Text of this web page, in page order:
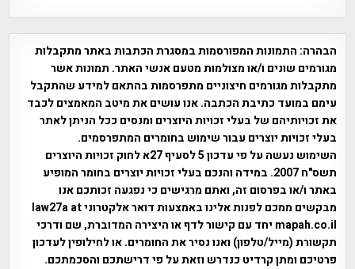
הבהרה: התמונות המפורסמות במסגרת הכתבות באתר מתקבלות
מגורמים שונים ו/או מצולמות מטעם אנשי האתר. תמונות אשר
מתקבלות מגורמים חיצוניים מתפרסמות בהתאם למידע שהתקבל
עימם במועד כתיבת הכתבה. אנו עושים את מיטב המאמצים לכבד
את זכויותיהם של בעלי זכויות היוצרים ומנסים ככל הניתן לאתר
בעלי זכויות יוצרים עבור שימוש בחומרים המתפרסמים.
השימוש נעשה על פי עדכון 5 לסעיף 27א לחוק זכויות היוצרים
תשס"ח 2007. במידה והנכם בעלי זכויות יוצרים בחומר המופיע
באתר ו/או בפרסום זה, ואתם מרגישים כי נפגעה זכותכם אנו
מבקשים ממכם לפנות אלינו באמצעות דואר אלקטרוני law27a at
mapah.co.il יחד עם קישור לדף או היצירה המדוברת, שם ודרכי
תקשורת (מייל/טלפון) ואנו נסיר את החומרים. או לחילופין לעדכון
פרטיכם ומתן קרדיט כנדרש וזאת על פי דרישתכם והסכמתכם.